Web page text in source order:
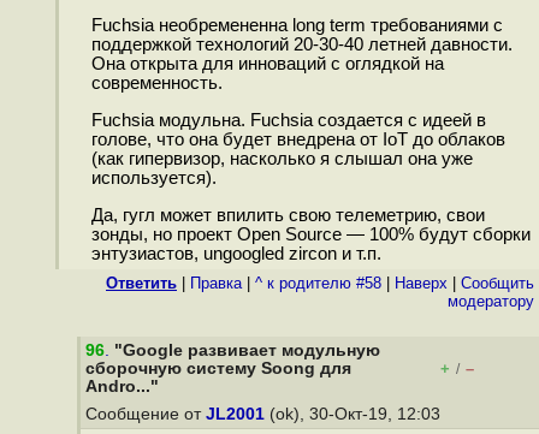
Fuchsia необремененна long term требованиями с
поддержкой технологий 20-30-40 летней давности.
Она открыта для инноваций с оглядкой на
современность.
Fuchsia модульна. Fuchsia создается с идеей в
голове, что она будет внедрена от IoT до облаков
(как гипервизор, насколько я слышал она уже
используется).
Да, гугл может впилить свою телеметрию, свои
зонды, но проект Open Source — 100% будут сборки
энтузиастов, ungoogled zircon и т.п.
Ответить Правка| ^ к родителю #58 Наверх
Cообщить
модератору
96. "Google развивает модульную
сборочную систему Soong для
Andro..."
+ / –
Сообщение от JL2001 (ok), 30-Окт-19, 12:03